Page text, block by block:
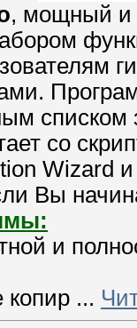
, мощный и
со
Wizard
Вы
и
копир ...